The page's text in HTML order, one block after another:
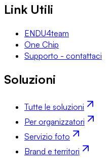
Link Utili
ENDU4team
One Chip
Supporto - contattaci
Soluzioni
Tutte le soluzioni
Per organizzatori
Servizio foto
Brand e territori